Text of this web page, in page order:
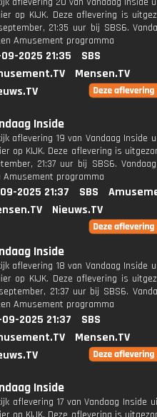
op KIJK. Deze aflevering is
21:35 uur bij SBS6.
Amusement programma
09-2025 21:35
SBS
Mensen.TV
Inside
aflevering 19 van Vandaag Inside
op KIJK. Deze aflevering is
21:37 uur bij SBS6.
Amusement programma
2025 21:37 SBS
Nieuws.TV
Inside
aflevering 18 van Vandaag Inside
op KIJK. Deze aflevering is
21:37 uur bij SBS6.
Amusement programma
09-2025 21:37
SBS
Mensen.TV
Inside
aflevering 17 van Vandaag Inside